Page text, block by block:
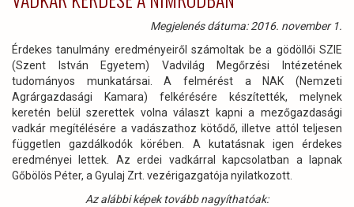
Megjelenés dátuma: 2016. november 1.
Érdekes tanulmány eredményeiről számoltak be a gödöllői SZIE
(Szent István Egyetem) Vadvilág Megőrzési Intézetének
tudományos munkatársai. A felmérést a NAK (Nemzeti
Agrárgazdasági Kamara) felkérésére készítették, melynek
keretén belül szerettek volna választ kapni a mezőgazdasági
vadkár megítélésére a vadászathoz kötődő, illetve attól teljesen
független gazdálkodók körében. A kutatásnak igen érdekes
eredményei lettek. Az erdei vadkárral kapcsolatban a lapnak
Gőbölös Péter, a Gyulaj Zrt. vezérigazgatója nyilatkozott.
Az alábbi képek tovább nagyíthatóak: